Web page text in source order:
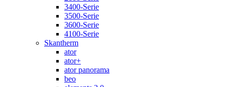
3400-Serie
3500-Serie
3600-Serie
4100-Serie
Skantherm
ator
ator+
ator panorama
beo